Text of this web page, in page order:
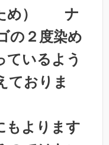
ため） ナ
の２度染め
ているよう
ておりま
もよります